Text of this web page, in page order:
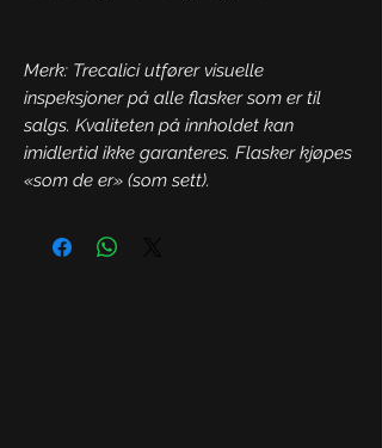
Merk: Trecalici utfører visuelle
inspeksjoner på alle flasker som er til
salgs. Kvaliteten på innholdet kan
imidlertid ikke garanteres. Flasker kjøpes
«som de er» (som sett).